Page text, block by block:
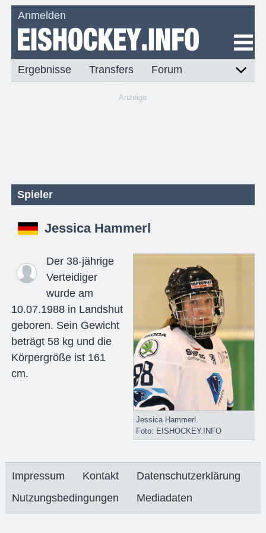
Anmelden
Ergebnisse Transfers Forum
Anzeige
Spieler
Jessica Hammerl
Jessica Hammerl.
Foto: EISHOCKEY.INFO
Der 38-jährige
Verteidiger
wurde am
10.07.1988 in Landshut
geboren. Sein Gewicht
beträgt 58 kg und die
Körpergröße ist 161
cm.
Impressum Kontakt
Datenschutzerklärung
Nutzungsbedingungen
Mediadaten